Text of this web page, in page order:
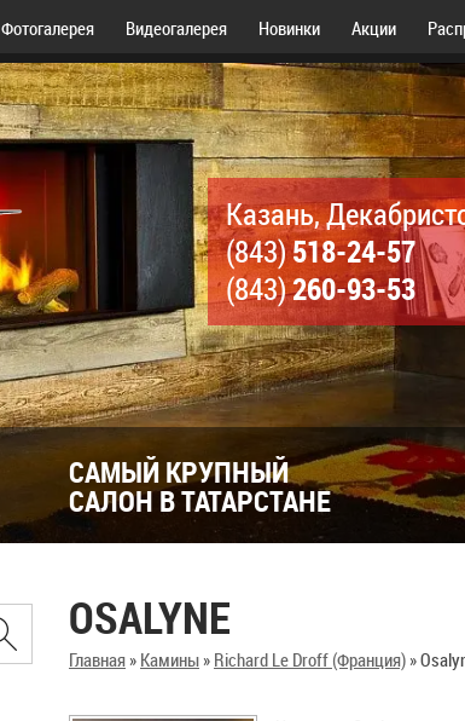
Фотогалерея Видеогалерея Новинки Акции
Казань,
(843)518-24-57
(843)260-93-53
САМЫЙ КРУПНЫЙ
САЛОН В ТАТАРСТАНЕ
OSALYNE
Главная» Камины» Richard Le Droff (Франция)»